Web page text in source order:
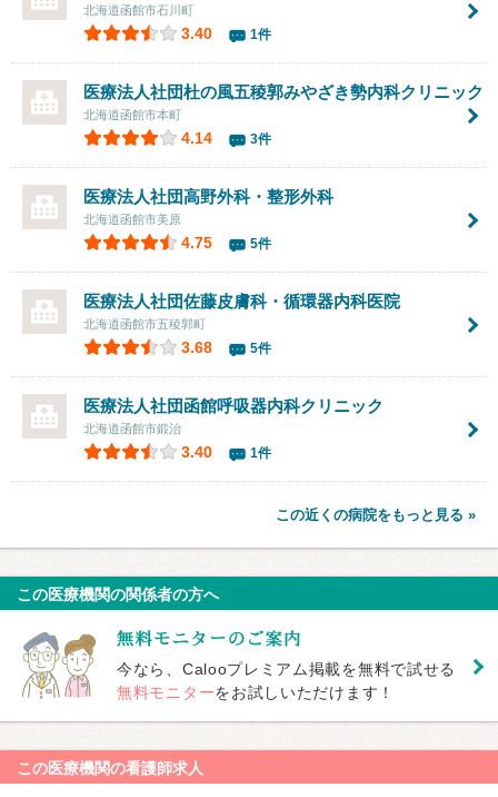
北海道函館市石川町
3.40 1件
医療法人社団杜の風五稜郭みやざき勢内科クリニック
北海道函館市本町
4.14 3件
医療法人社団高野外科・整形外科
北海道函館市美原
4.75 5件
医療法人社団佐藤皮膚科・循環器内科医院
北海道函館市五稜郭町
3.68 5件
医療法人社団函館呼吸器内科クリニック
北海道函館市鍛治
3.40 1件
この近くの病院をもっと見る »
この医療機関の関係者の方へ
今なら、Calooプレミアム掲載を無料で試せる
無料モニターをお試しいただけます！
この医療機関の看護師求人